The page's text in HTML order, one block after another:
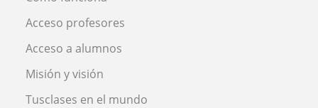
Acceso profesores
Acceso a alumnos
Misión y visión
Tusclases en el mundo